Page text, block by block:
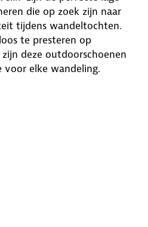
die op zoek zijn naar
tijdens wandeltochten.
te presteren op
deze outdoorschoenen
voor elke wandeling.
ademende Triple-Tex-
bij natte omstandigheden.
uitstekende grip en
over ongelijke paden
Het uitneembare
zorgt voor ondersteuning
dagen in beweging.